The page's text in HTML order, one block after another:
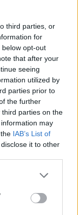
third parties, or
for
opt-out
that after your
seeing
utilized by
parties prior to
the further
parties on the
may
IAB’s List of
it to other
bruciare,
i nostri